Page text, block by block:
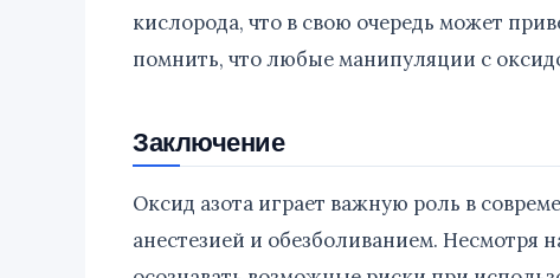
кислорода, что в свою очередь может
помнить, что любые манипуляции с
Заключение
Оксид азота играет важную роль в
анестезией и обезболиванием. Несмотря